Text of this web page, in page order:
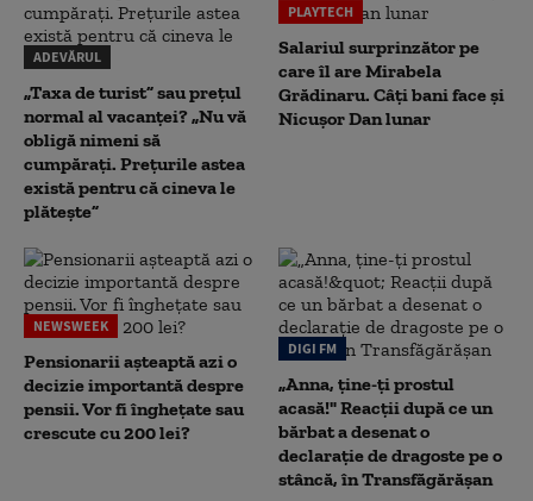
ADEVĂRUL
„Taxa de turist” sau prețul
normal al vacanței? „Nu vă
obligă nimeni să
cumpărați. Prețurile astea
există pentru că cineva le
plătește”
PLAYTECH
Salariul surprinzător pe
care îl are Mirabela
Grădinaru. Câţi bani face şi
Nicuşor Dan lunar
NEWSWEEK
Pensionarii așteaptă azi o
decizie importantă despre
pensii. Vor fi înghețate sau
crescute cu 200 lei?
DIGI FM
„Anna, ţine-ţi prostul
acasă!" Reacţii după ce un
bărbat a desenat o
declaraţie de dragoste pe o
stâncă, în Transfăgărăşan